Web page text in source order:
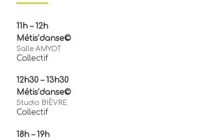
11h – 12h
Métis’danse©
Salle AMYOT
Collectif
12h30 – 13h30
Métis’danse©
Studio BIÈVRE
Collectif
18h – 19h